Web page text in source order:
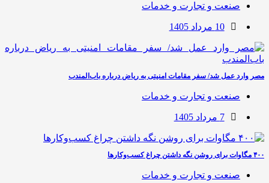
صنعت و تجارت و خدمات
10 مرداد 1405
مصر وارد عمل شد/ سفر مقامات امنیتی به ریاض درباره باب‌المندب
صنعت و تجارت و خدمات
7 مرداد 1405
۴۰۰ مگاوات برای روشن نگه داشتن چراغ کسب‌وکار‌ها
صنعت و تجارت و خدمات